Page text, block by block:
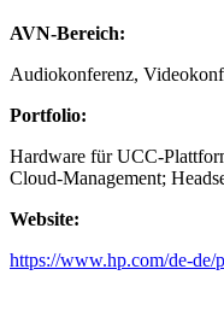
AVN-Bereich:
Audiokonferenz,
Portfolio:
Hardware für UCC-
Cloud-Management;
Website:
https://www.hp.com/de-